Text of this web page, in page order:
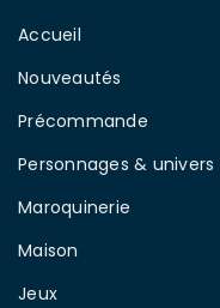
Accueil
Nouveautés
Précommande
Personnages & univers
Maroquinerie
Maison
Jeux